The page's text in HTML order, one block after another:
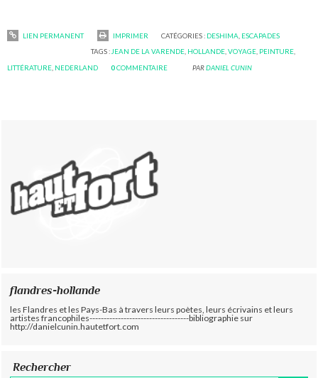
LIEN PERMANENT IMPRIMER CATÉGORIES : DESHIMA, ESCAPADES
TAGS : JEAN DE LA VARENDE HOLLANDE ,VOYAGE PEINTURE
LITTÉRATURE NEDERLAND 0COMMENTAIRE PARDANIEL CUNIN
flandres-hollande
les Flandres et les Pays-Bas à travers leurs poètes, leurs écrivains et leurs
artistes francophiles-----------------------------------bibliographie sur
http://danielcunin.hautetfort.com
Rechercher